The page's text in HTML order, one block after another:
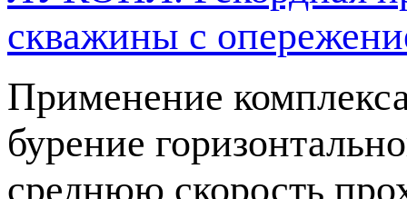
скважины с
Применение
бурение
среднюю скорость